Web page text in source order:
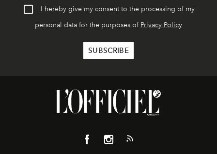
I hereby give my consent to the processing of my
personal data for the purposes of Privacy Policy